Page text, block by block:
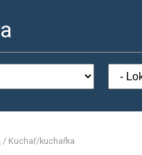
/ Kuchař/kuchařka